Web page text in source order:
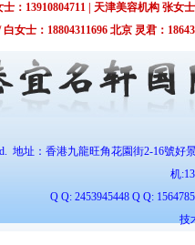
：13910804711 | 天津美容机构 张女
白女士：18804311696 北京 灵君：
地址：香港九龍旺角花園街2-16號好
机:
Q Q: 2453945448 Q Q:
技